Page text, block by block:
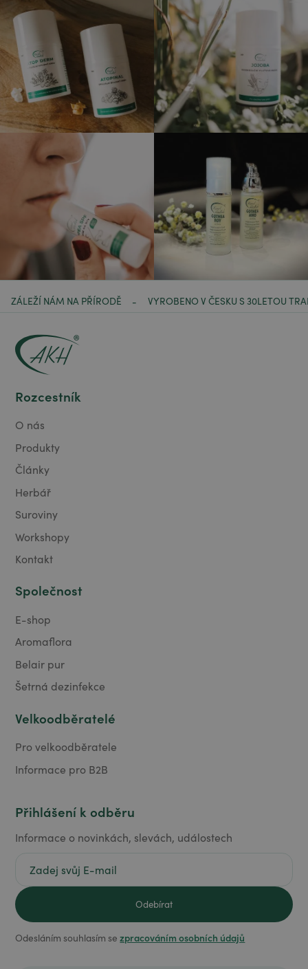
ZÁLEŽÍ NÁM NA PŘÍRODĚ - VYROBENO V ČESKU S 30LETOU
Rozcestník
O nás
Produkty
Články
Herbář
Suroviny
Workshopy
Kontakt
Společnost
E-shop
Aromaflora
Belair pur
Šetrná dezinfekce
Velkoodběratelé
Pro velkoodběratele
Informace pro B2B
Přihlášení k odběru
Informace o novinkách, slevách, událostech
Odesláním souhlasím sezpracováním osobních údajů